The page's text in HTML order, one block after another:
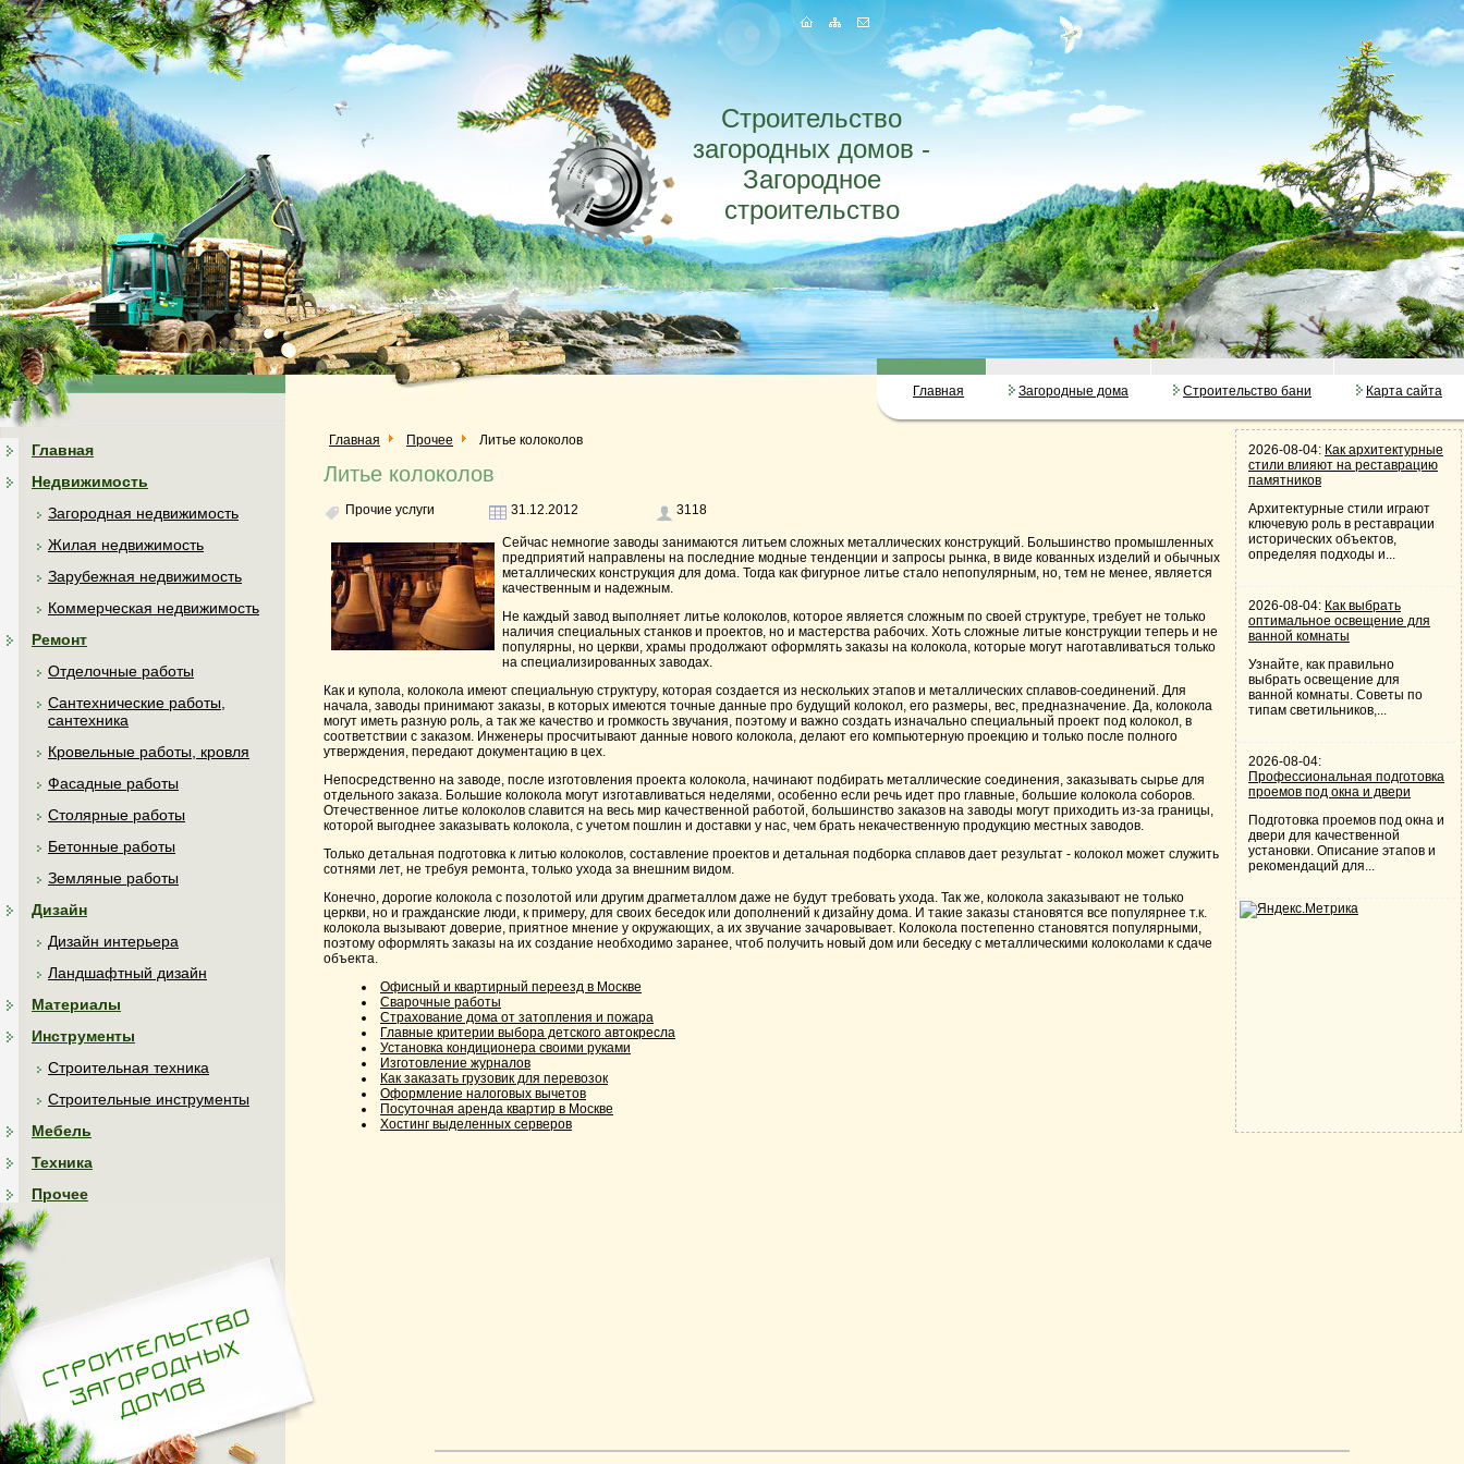
Строительство
загородных домов -
Загородное
строительство
Главная Загородные дома Строительство бани Карта сайта
Главная
Недвижимость
Загородная недвижимость
Жилая недвижимость
Зарубежная недвижимость
Коммерческая недвижимость
Ремонт
Отделочные работы
Сантехнические работы,
сантехника
Кровельные работы, кровля
Фасадные работы
Столярные работы
Бетонные работы
Земляные работы
Дизайн
Дизайн интерьера
Ландшафтный дизайн
Материалы
Инструменты
Строительная техника
Строительные инструменты
Мебель
Техника
Прочее
Главная Прочее Литье колоколов
Литье колоколов
Прочие услуги 31.12.2012 3118
Сейчас немногие заводы занимаются литьем сложных металлических конструкций. Большинство промышленных
предприятий направлены на последние модные тенденции и запросы рынка, в виде кованных изделий и обычных
металлических конструкция для дома. Тогда как фигурное литье стало непопулярным, но, тем не менее, является
качественным и надежным.
Не каждый завод выполняет литье колоколов, которое является сложным по своей структуре, требует не только
наличия специальных станков и проектов, но и мастерства рабочих. Хоть сложные литые конструкции теперь и не
популярны, но церкви, храмы продолжают оформлять заказы на колокола, которые могут наготавливаться только
на специализированных заводах.
Как и купола, колокола имеют специальную структуру, которая создается из нескольких этапов и металлических сплавов-соединений. Для
начала, заводы принимают заказы, в которых имеются точные данные про будущий колокол, его размеры, вес, предназначение. Да, колокола
могут иметь разную роль, а так же качество и громкость звучания, поэтому и важно создать изначально специальный проект под колокол, в
соответствии с заказом. Инженеры просчитывают данные нового колокола, делают его компьютерную проекцию и только после полного
утверждения, передают документацию в цех.
Непосредственно на заводе, после изготовления проекта колокола, начинают подбирать металлические соединения, заказывать сырье для
отдельного заказа. Большие колокола могут изготавливаться неделями, особенно если речь идет про главные, большие колокола соборов.
Отечественное литье колоколов славится на весь мир качественной работой, большинство заказов на заводы могут приходить из-за границы,
которой выгоднее заказывать колокола, с учетом пошлин и доставки у нас, чем брать некачественную продукцию местных заводов.
Только детальная подготовка к литью колоколов, составление проектов и детальная подборка сплавов дает результат - колокол может служить
сотнями лет, не требуя ремонта, только ухода за внешним видом.
Конечно, дорогие колокола с позолотой или другим драгметаллом даже не будут требовать ухода. Так же, колокола заказывают не только
церкви, но и гражданские люди, к примеру, для своих беседок или дополнений к дизайну дома. И такие заказы становятся все популярнее т.к.
колокола вызывают доверие, приятное мнение у окружающих, а их звучание зачаровывает. Колокола постепенно становятся популярными,
поэтому оформлять заказы на их создание необходимо заранее, чтоб получить новый дом или беседку с металлическими колоколами к сдаче
объекта.
Офисный и квартирный переезд в Москве
Сварочные работы
Страхование дома от затопления и пожара
Главные критерии выбора детского автокресла
Установка кондиционера своими руками
Изготовление журналов
Как заказать грузовик для перевозок
Оформление налоговых вычетов
Посуточная аренда квартир в Москве
Хостинг выделенных серверов
2026-08-04: Как архитектурные
стили влияют на реставрацию
памятников
Архитектурные стили играют
ключевую роль в реставрации
исторических объектов,
определяя подходы и...
2026-08-04: Как выбрать
оптимальное освещение для
ванной комнаты
Узнайте, как правильно
выбрать освещение для
ванной комнаты. Советы по
типам светильников,...
2026-08-04:
Профессиональная подготовка
проемов под окна и двери
Подготовка проемов под окна и
двери для качественной
установки. Описание этапов и
рекомендаций для...